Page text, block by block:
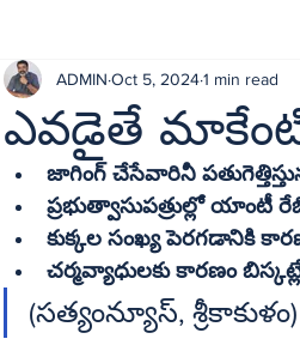
EDITORIAL
ఎవడైతే
ADMIN Oct 5, 20241 min read
జాగింగ్‌ చేసేవారినీ
కుక్కల సంఖ్య పెరగడానికి
చర్మవ్యాధులకు కారణం
(సత్యంన్యూస్‌, శ్రీకాకుళం)